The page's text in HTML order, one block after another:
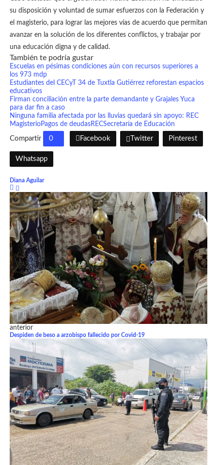
su disposición y voluntad de sumar esfuerzos con la Federación y
el magisterio, para lograr las mejores vías de acuerdo que permitan
avanzar en la solución de los diferentes conflictos, y trabajar por
una educación digna y de calidad.
También te podría gustar
Escuelas en pésimas condiciones aún con recursos superiores a
los 973 mdp
Estudiantes del CECyT 34 de Tuxtla Gutiérrez reforestan espacios
educativos
Firman conciliación entre la parte demandante y Grajales Yuca
para dar fin a caso
Ninguna familia afectada por las lluvias quedará sin apoyo: REC
MagisterioPagos de deudasRECSecretaría de Educación
Compartir 0 Facebook Twitter Pinterest
Whatsapp
Diana Aguilar
anterior
Despiden de beso a arzobispo fallecido por Covid-19